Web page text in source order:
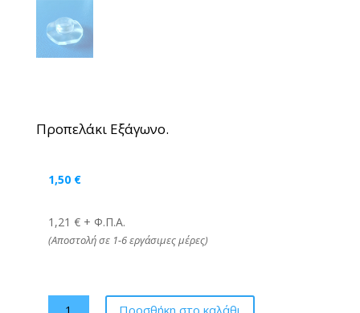
Προπελάκι Εξάγωνο.
1,50 €
1,21 € + Φ.Π.Α.
(Αποστολή σε 1-6 εργάσιμες μέρες)
Προπελάκι